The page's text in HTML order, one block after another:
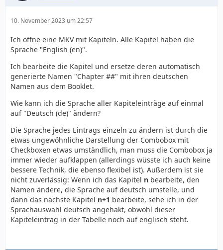
10. November 2023 um 22:57
Ich öffne eine MKV mit Kapiteln. Alle Kapitel haben die
Sprache "English (en)".
Ich bearbeite die Kapitel und ersetze deren automatisch
generierte Namen "Chapter ##" mit ihren deutschen
Namen aus dem Booklet.
Wie kann ich die Sprache aller Kapiteleinträge auf einmal
auf "Deutsch (de)" ändern?
Die Sprache jedes Eintrags einzeln zu ändern ist durch die
etwas ungewöhnliche Darstellung der Combobox mit
Checkboxen etwas umständlich, man muss die Combobox ja
immer wieder aufklappen (allerdings wüsste ich auch keine
bessere Technik, die ebenso flexibel ist). Außerdem ist sie
nicht zuverlässig: Wenn ich das Kapitel n bearbeite, den
Namen ändere, die Sprache auf deutsch umstelle, und
dann das nächste Kapitel n+1 bearbeite, sehe ich in der
Sprachauswahl deutsch angehakt, obwohl dieser
Kapiteleintrag in der Tabelle noch auf englisch steht.